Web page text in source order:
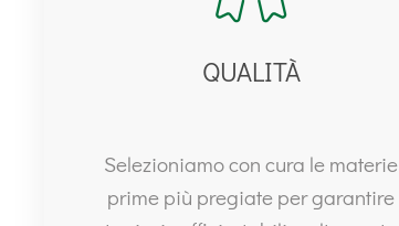
QUALITÀ
Selezioniamo con cura le materie
prime più pregiate per garantire